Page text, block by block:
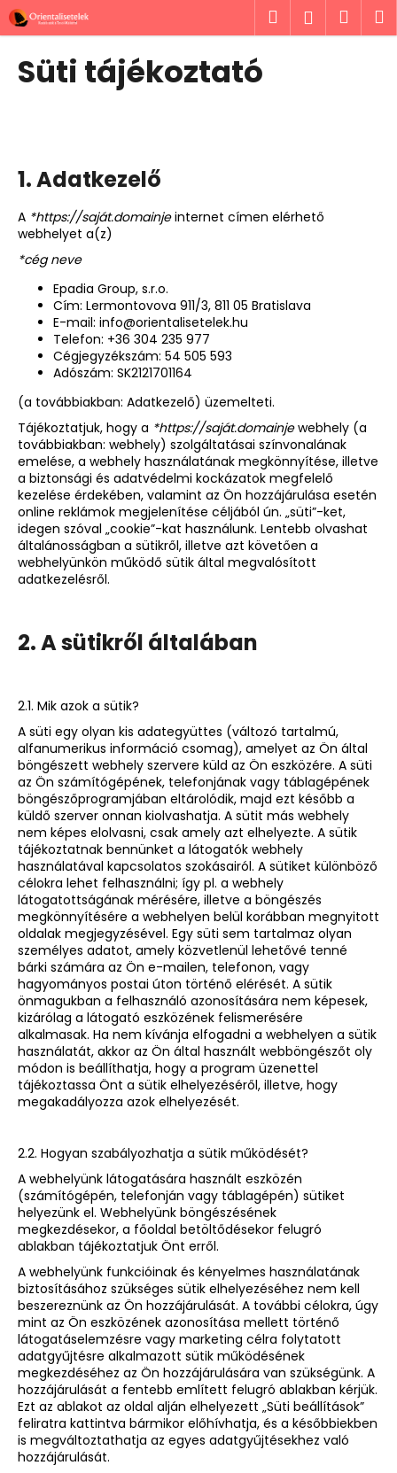
Ugrás
fő
tartalomhoz
Keresés
Süti tájékoztató
1. Adatkezelő
A *https://saját.domainjeinternet címen elérhető
webhelyet a(z)
*cég neve
Epadia Group, s.r.o.
Cím: Lermontovova 911/3, 811 05 Bratislava
E-mail: info@orientalisetelek.hu
Telefon: +36 304 235 977
Cégjegyzékszám: 54 505 593
Adószám: SK2121701164
(a továbbiakban: Adatkezelő) üzemelteti.
Tájékoztatjuk, hogy a *https://saját.domainjewebhely (a
továbbiakban: webhely) szolgáltatásai színvonalának
emelése, a webhely használatának megkönnyítése, illetve
a biztonsági és adatvédelmi kockázatok megfelelő
kezelése érdekében, valamint az Ön hozzájárulása esetén
online reklámok megjelenítése céljából ún. „süti”-ket,
idegen szóval „cookie”-kat használunk. Lentebb olvashat
általánosságban a sütikről, illetve azt követően a
webhelyünkön működő sütik által megvalósított
adatkezelésről.
2. A sütikről általában
2.1. Mik azok a sütik?
A süti egy olyan kis adategyüttes (változó tartalmú,
alfanumerikus információ csomag), amelyet az Ön által
böngészett webhely szervere küld az Ön eszközére. A süti
az Ön számítógépének, telefonjának vagy táblagépének
böngészőprogramjában eltárolódik, majd ezt később a
küldő szerver onnan kiolvashatja. A sütit más webhely
nem képes elolvasni, csak amely azt elhelyezte. A sütik
tájékoztatnak bennünket a látogatók webhely
használatával kapcsolatos szokásairól. A sütiket különböző
célokra lehet felhasználni; így pl. a webhely
látogatottságának mérésére, illetve a böngészés
megkönnyítésére a webhelyen belül korábban megnyitott
oldalak megjegyzésével. Egy süti sem tartalmaz olyan
személyes adatot, amely közvetlenül lehetővé tenné
bárki számára az Ön e-mailen, telefonon, vagy
hagyományos postai úton történő elérését. A sütik
önmagukban a felhasználó azonosítására nem képesek,
kizárólag a látogató eszközének felismerésére
alkalmasak. Ha nem kívánja elfogadni a webhelyen a sütik
használatát, akkor az Ön által használt webböngészőt oly
módon is beállíthatja, hogy a program üzenettel
tájékoztassa Önt a sütik elhelyezéséről, illetve, hogy
megakadályozza azok elhelyezését.
2.2. Hogyan szabályozhatja a sütik működését?
A webhelyünk látogatására használt eszközén
(számítógépén, telefonján vagy táblagépén) sütiket
helyezünk el. Webhelyünk böngészésének
megkezdésekor, a főoldal betöltődésekor felugró
ablakban tájékoztatjuk Önt erről.
A webhelyünk funkcióinak és kényelmes használatának
biztosításához szükséges sütik elhelyezéséhez nem kell
beszereznünk az Ön hozzájárulását. A további célokra, úgy
mint az Ön eszközének azonosítása mellett történő
látogatáselemzésre vagy marketing célra folytatott
adatgyűjtésre alkalmazott sütik működésének
megkezdéséhez az Ön hozzájárulására van szükségünk. A
hozzájárulását a fentebb említett felugró ablakban kérjük.
Ezt az ablakot az oldal alján elhelyezett „Süti beállítások”
feliratra kattintva bármikor előhívhatja, és a későbbiekben
is megváltoztathatja az egyes adatgyűjtésekhez való
hozzájárulását.
K
o
k
e
r
e
s
KERESÉS